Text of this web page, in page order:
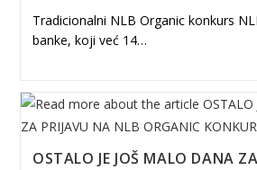
Tradicionalni NLB Organic konkurs
banke, koji već 14…
OSTALO JE JOŠ MALO DANA